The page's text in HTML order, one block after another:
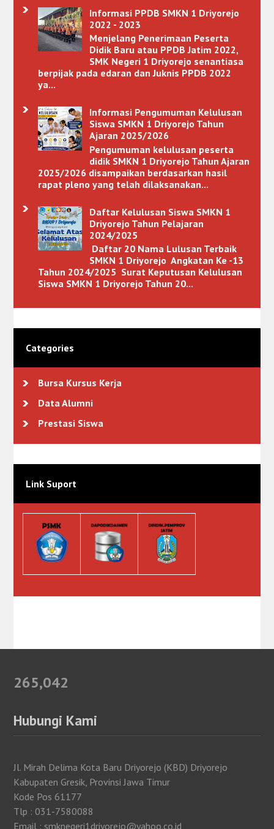
Informasi PPDB SMKN 1 Driyorejo
2022 - 2023
Menjelang Penerimaan Peserta
Didik Baru atau PPDB Jatim 2022,
SMK Negeri 1 Driyorejo senantiasa
berpijak pada edaran dan Juknis PPDB 2022
ya...
Informasi Pengumuman Kelulusan
Siswa SMKN 1 Driyorejo Tahun
Ajaran 2025/2026
Pengumuman kelulusan peserta
didik SMKN 1 Driyorejo Tahun Ajaran
2025/2026 disampaikan berdasarkan hasil
rapat pleno yang telah dilaksanakan...
Daftar Kelulusan Siswa SMKN 1
Driyorejo Tahun Pelajaran
2024/2025
Daftar 20 Nama Lulusan Terbaik
SMKN 1 Driyorejo Angkatan Ke -13
Tahun 2024/2025 Surat Keputusan Kelulusan
Siswa SMKN 1 Driyorejo Tahun 20...
Categories
Bursa Kursus Kerja
Data Alumni
Prestasi Siswa
Link Suport
265,042
Hubungi Kami
Jl. Mirah Delima Kota Baru Driyorejo (KBD) Driyorejo
Kabupaten Gresik, Provinsi Jawa Timur
Kode Pos 61177
Tlp : 031-7580088
Email : smknegeri1driyorejo@yahoo.co.id